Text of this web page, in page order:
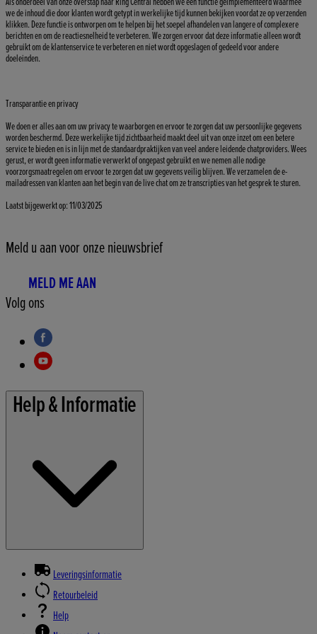
we de inhoud die door klanten wordt getypt in werkelijke tijd kunnen bekijken voordat ze op verzenden
klikken. Deze functie is ontworpen om te helpen bij het soepel afhandelen van langere of complexere
berichten en om de reactiesnelheid te verbeteren. We zorgen ervoor dat deze informatie alleen wordt
gebruikt om de klantenservice te verbeteren en niet wordt opgeslagen of gedeeld voor andere
doeleinden.
Transparantie en privacy
We doen er alles aan om uw privacy te waarborgen en ervoor te zorgen dat uw persoonlijke gegevens
worden beschermd. Deze werkelijke tijd zichtbaarheid maakt deel uit van onze inzet om een betere
service te bieden en is in lijn met de standaardpraktijken van veel andere leidende chatproviders. Wees
gerust, er wordt geen informatie verwerkt of ongepast gebruikt en we nemen alle nodige
voorzorgsmaatregelen om ervoor te zorgen dat uw gegevens veilig blijven. We verzamelen de e-
mailadressen van klanten aan het begin van de live chat om ze transcripties van het gesprek te sturen.
Laatst bijgewerkt op: 11/03/2025
Meld u aan voor onze nieuwsbrief
MELD ME AAN
Volg ons
Help & Informatie
Leveringsinformatie
Retourbeleid
Help